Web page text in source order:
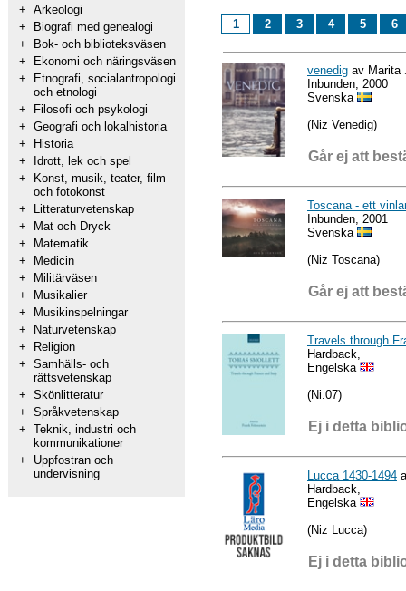
+ Arkeologi
+
Biografi med genealogi
+
Bok- och biblioteksväsen
+
Ekonomi och näringsväsen
+
Etnografi, socialantropologi
och etnologi
+
Filosofi och psykologi
+ Geografi och lokalhistoria
+
Historia
+
Idrott, lek och spel
+
Konst, musik, teater, film
och fotokonst
+
Litteraturvetenskap
+
Mat och Dryck
+
Matematik
+
Medicin
+
Militärväsen
+
Musikalier
+
Musikinspelningar
+
Naturvetenskap
+
Religion
+ Samhälls- och
rättsvetenskap
+ Skönlitteratur
+ Språkvetenskap
+ Teknik, industri och
kommunikationer
+
Uppfostran och
undervisning
1 2 3 4 5 6
venedig av Marita
Inbunden, 2000
Svenska
(Niz Venedig)
Går ej att
Toscana - ett
Inbunden, 2001
Svenska
(Niz Toscana)
Går ej att
Travels through
Hardback,
Engelska
(Ni.07)
Ej i detta
Lucca 1430-1494
Hardback,
Engelska
(Niz Lucca)
Ej i detta